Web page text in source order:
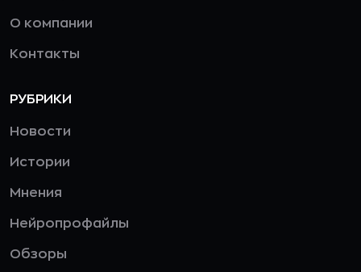
О компании
Контакты
РУБРИКИ
Новости
Истории
Мнения
Нейропрофайлы
Обзоры